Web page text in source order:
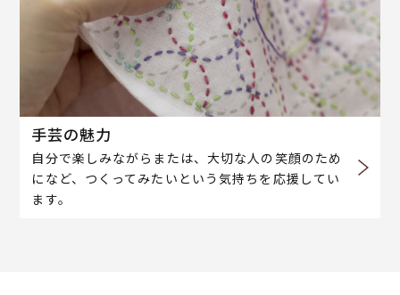
手芸の魅力
自分で楽しみながらまたは、大切な人の笑顔のため
になど、つくってみたいという気持ちを応援してい
ます。